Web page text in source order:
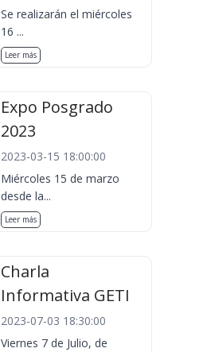
Se realizarán el miércoles
16 ...
Leer más
Expo Posgrado
2023
2023-03-15 18:00:00
Miércoles 15 de marzo
desde la...
Leer más
Charla
Informativa GETI
2023-07-03 18:30:00
Viernes 7 de Julio, de